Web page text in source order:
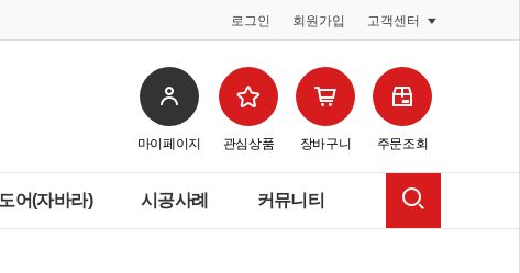
로그인 회원가입 고객센터
마이페이지 관심상품 장바구니 주문조회
어(자바라) 시공사례 커뮤니티